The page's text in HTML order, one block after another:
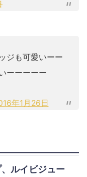
ジも可愛いーー
ーーーーー
年1月26日
ルイビジュー